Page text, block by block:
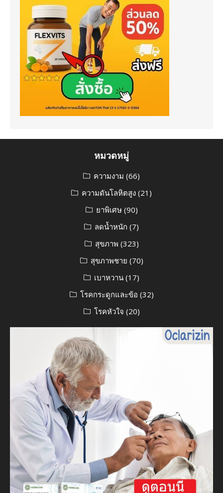
หมวดหมู่
ความงาม (66)
ความดันโลหิตสูง (21)
ยาพิเศษ(90)
ลดน้ำหนัก (7)
สุขภาพ (323)
สุขภาพชาย (70)
เบาหวาน (17)
โรคกระดูกและข้อ (32)
โรคหัวใจ (20)